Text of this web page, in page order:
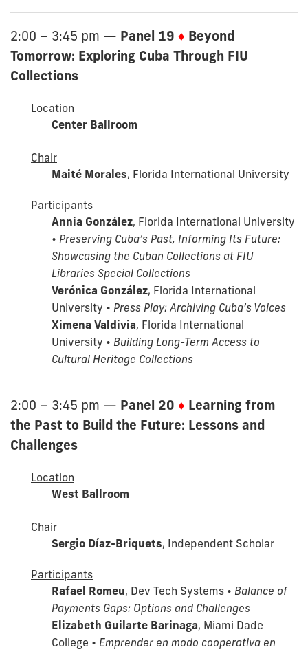
2:00 – 3:45 pm — Panel 19 ♦ Beyond
Tomorrow: Exploring Cuba Through FIU
Collections
Location
Center Ballroom
Chair
Maité Morales, Florida International University
Participants
Annia González, Florida International University
• Preserving Cuba’s Past, Informing Its Future:
Showcasing the Cuban Collections at FIU
Libraries Special Collections
Verónica González, Florida International
University • Press Play: Archiving Cuba’s Voices
Ximena Valdivia, Florida International
University • Building Long-Term Access to
Cultural Heritage Collections
2:00 – 3:45 pm — Panel 20 ♦ Learning from
the Past to Build the Future: Lessons and
Challenges
Location
West Ballroom
Chair
Sergio Díaz-Briquets, Independent Scholar
Participants
Rafael Romeu, Dev Tech Systems • Balance of
Payments Gaps: Options and Challenges
Elizabeth Guilarte Barinaga, Miami Dade
College • Emprender en modo cooperativa en